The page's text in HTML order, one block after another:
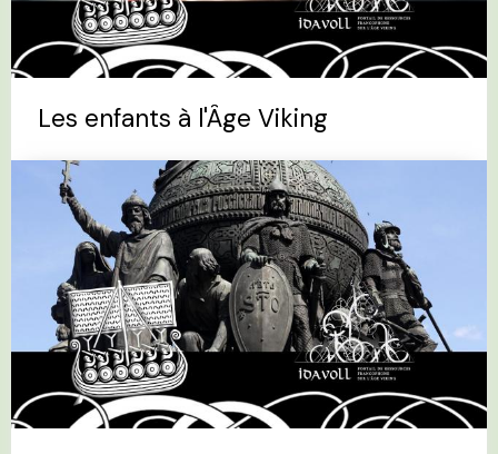
Les enfants à l'Âge Viking